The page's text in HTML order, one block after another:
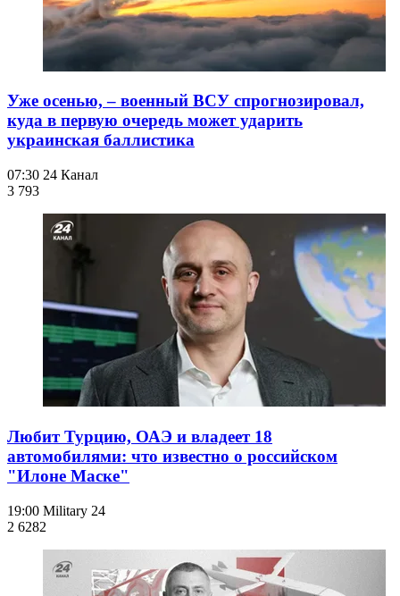
Уже осенью, – военный ВСУ спрогнозировал,
куда в первую очередь может ударить
украинская баллистика
07:30 24 Канал
3 793
Любит Турцию, ОАЭ и владеет 18
автомобилями: что известно о российском
"Илоне Маске"
19:00 Military 24
2 6282